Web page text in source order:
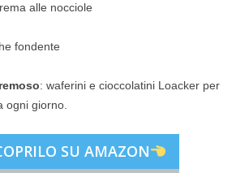
alle nocciole
fondente
: waferini e cioccolatini Loacker per
ogni giorno.
SU AMAZON